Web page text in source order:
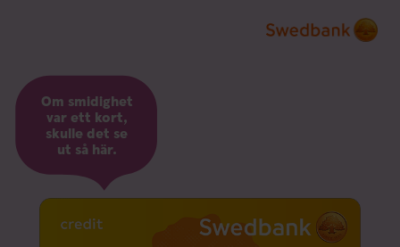
Om smidighet
var ett kort,
skulle det se
ut så här.